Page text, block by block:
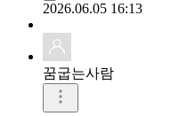
2026.06.05 16:13
꿈굽는사람